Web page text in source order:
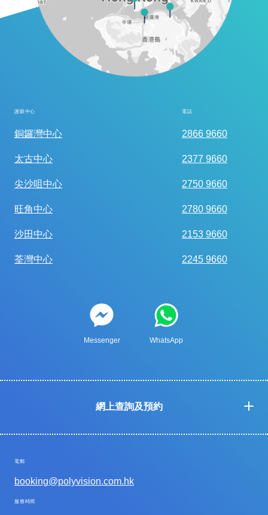
護眼中心 電話
銅鑼灣中心 2866 9660
太古中心 2377 9660
尖沙咀中心 2750 9660
旺角中心 2780 9660
沙田中心 2153 9660
荃灣中心 2245 9660
Messenger WhatsApp
網上查詢及預約
電郵
booking@polyvision.com.hk
服務時間